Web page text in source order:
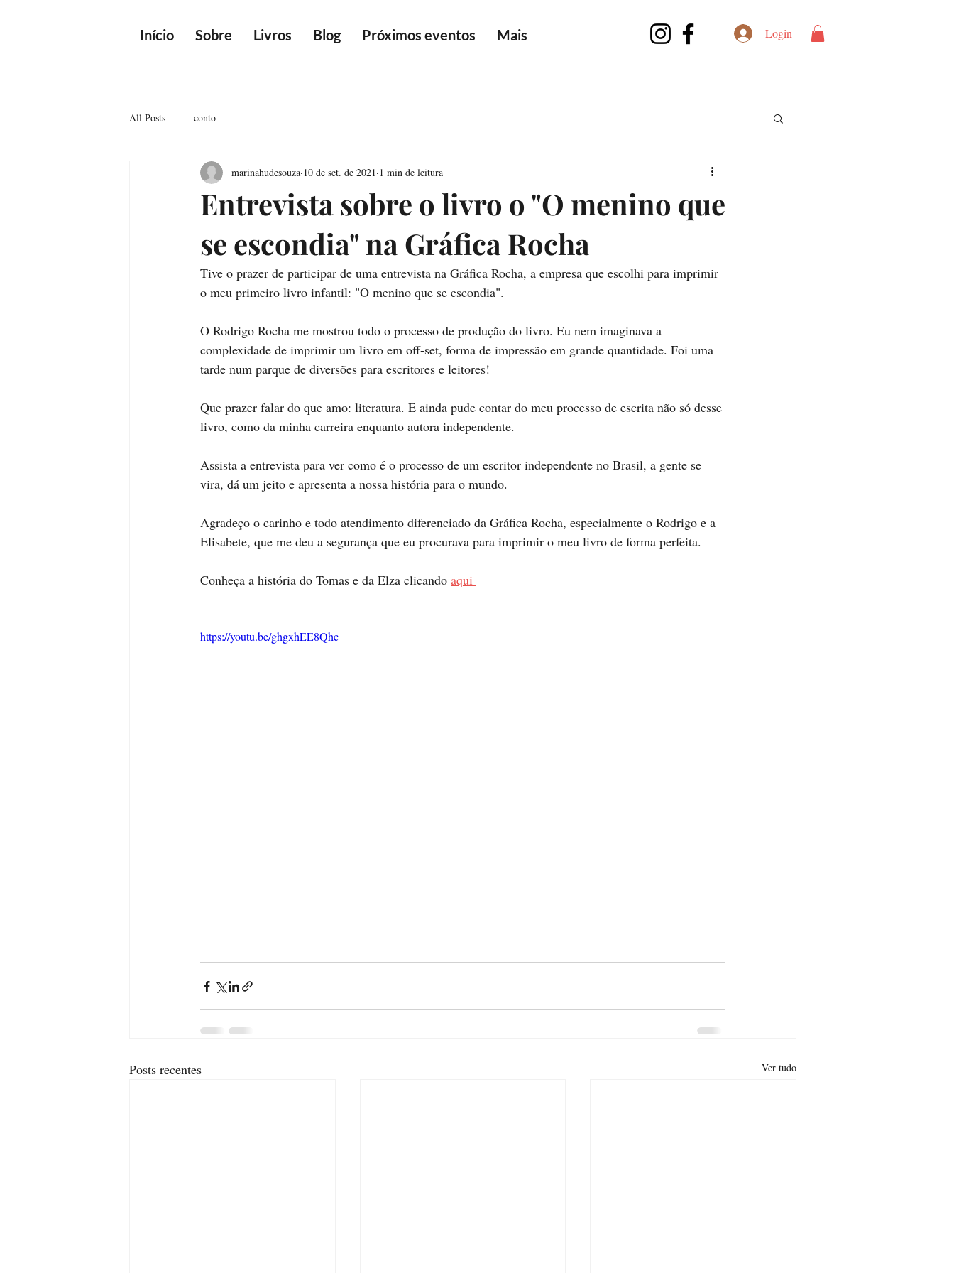
Início Sobre Livros Blog Próximos eventos Mais Login
All Posts conto
Entrevista sobre o livro o "O menino que
se escondia" na Gráfica Rocha
marinahudesouza 10 de set. de 2021 1 min de leitura
Tive o prazer de participar de uma entrevista na Gráfica Rocha, a empresa que escolhi para imprimir
o meu primeiro livro infantil: "O menino que se escondia".
O Rodrigo Rocha me mostrou todo o processo de produção do livro. Eu nem imaginava a
complexidade de imprimir um livro em off-set, forma de impressão em grande quantidade. Foi uma
tarde num parque de diversões para escritores e leitores!
Que prazer falar do que amo: literatura. E ainda pude contar do meu processo de escrita não só desse
livro, como da minha carreira enquanto autora independente.
Assista a entrevista para ver como é o processo de um escritor independente no Brasil, a gente se
vira, dá um jeito e apresenta a nossa história para o mundo.
Agradeço o carinho e todo atendimento diferenciado da Gráfica Rocha, especialmente o Rodrigo e a
Elisabete, que me deu a segurança que eu procurava para imprimir o meu livro de forma perfeita.
Conheça a história do Tomas e da Elza clicando aqui
https://youtu.be/ghgxhEE8Qhc
Posts recentes Ver tudo